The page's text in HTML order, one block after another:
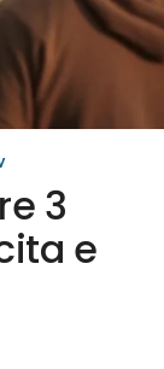
3
e